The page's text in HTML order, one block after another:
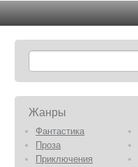
Жанры
Фантастика
Проза
Приключения